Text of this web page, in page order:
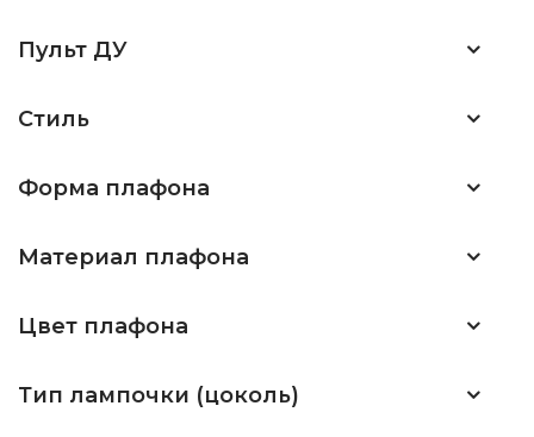
Пульт ДУ
Стиль
Форма плафона
Материал плафона
Цвет плафона
Тип лампочки (цоколь)